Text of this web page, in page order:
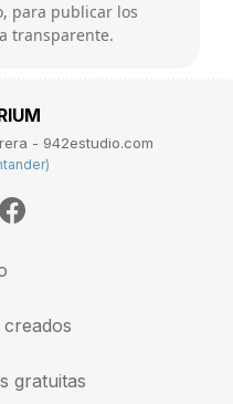
para publicar los
transparente.
- 942estudio.com
gratuitas